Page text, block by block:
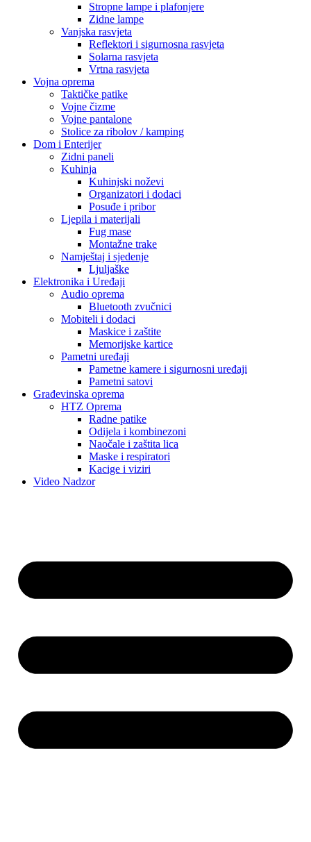
Stropne lampe i plafonjere
Zidne lampe
Vanjska rasvjeta
Reflektori i sigurnosna rasvjeta
Solarna rasvjeta
Vrtna rasvjeta
Vojna oprema
Taktičke patike
Vojne čizme
Vojne pantalone
Stolice za ribolov / kamping
Dom i Enterijer
Zidni paneli
Kuhinja
Kuhinjski noževi
Organizatori i dodaci
Posuđe i pribor
Ljepila i materijali
Fug mase
Montažne trake
Namještaj i sjedenje
Ljuljaške
Elektronika i Uređaji
Audio oprema
Bluetooth zvučnici
Mobiteli i dodaci
Maskice i zaštite
Memorijske kartice
Pametni uređaji
Pametne kamere i sigurnosni uređaji
Pametni satovi
Građevinska oprema
HTZ Oprema
Radne patike
Odijela i kombinezoni
Naočale i zaštita lica
Maske i respiratori
Kacige i viziri
Video Nadzor